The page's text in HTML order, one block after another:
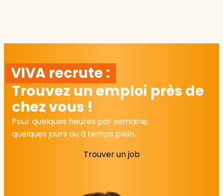
VIVA recrute :
Trouvez un emploi près de
chez vous !
Pour quelques heures par semaine,
quelques jours ou à temps plein.
Trouver un job